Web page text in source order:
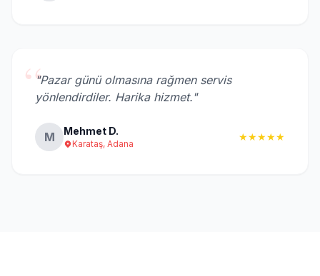
“"Pazar günü olmasına rağmen servis
yönlendirdiler. Harika hizmet."
M Mehmet D.
Karataş, Adana
★★★★★